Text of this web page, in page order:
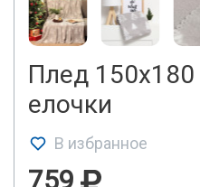
Плед
елочки
В избранное
759